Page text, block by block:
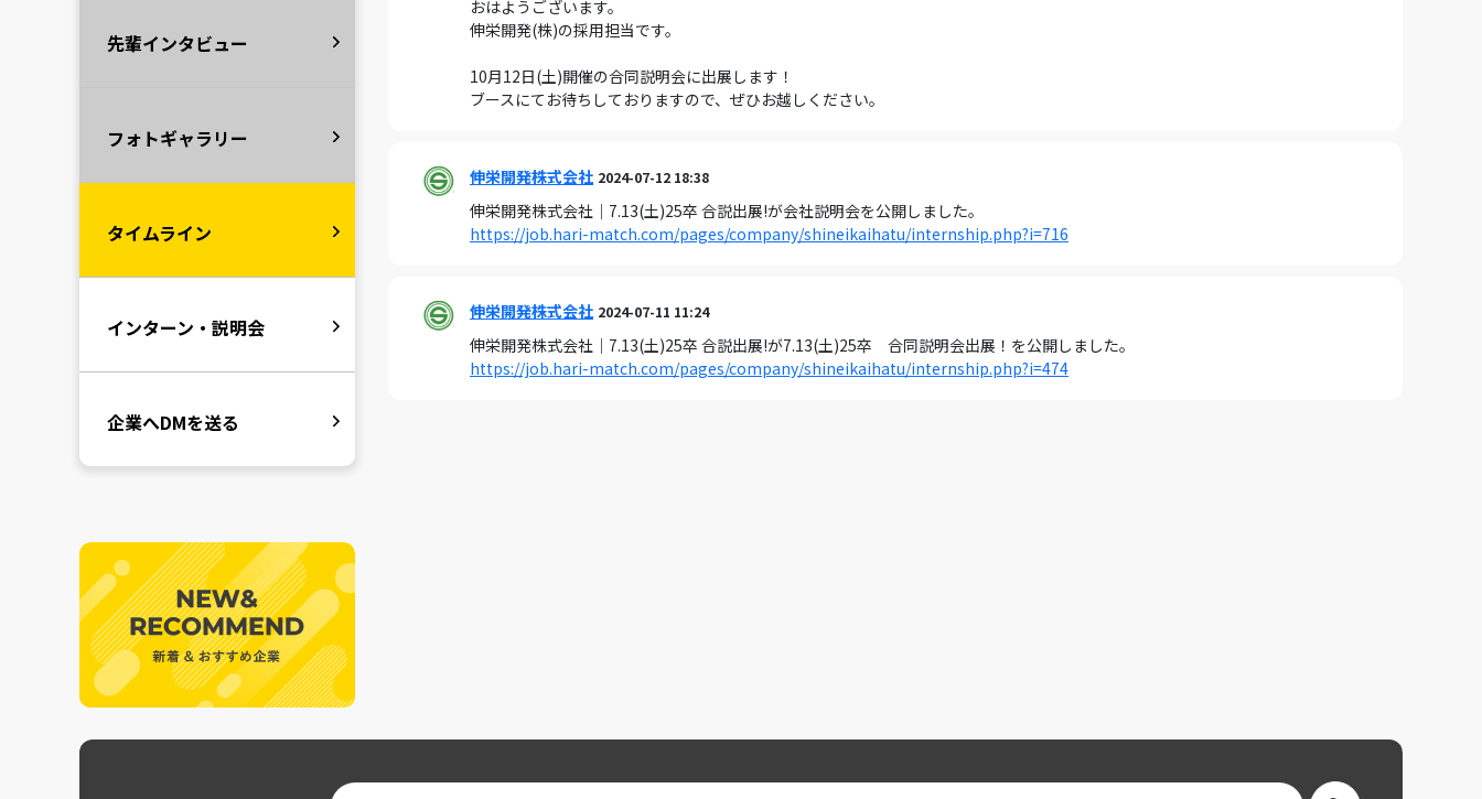
おはようございます。
伸栄開発(株)の採用担当です。
10月12日(土)開催の合同説明会に出展します！
ブースにてお待ちしておりますので、ぜひお越しください。
伸栄開発株式会社 2024-07-12 18:38
伸栄開発株式会社｜7.13(土)25卒 合説出展!が会社説明会を公開しました。
https://job.hari-match.com/pages/company/shineikaihatu/internship.php?i=716
伸栄開発株式会社 2024-07-11 11:24
伸栄開発株式会社｜7.13(土)25卒 合説出展!が7.13(土)25卒 合同説明会出展！を公開しました。
https://job.hari-match.com/pages/company/shineikaihatu/internship.php?i=474
先輩インタビュー
フォトギャラリー
タイムライン
インターン・説明会
企業へDMを送る